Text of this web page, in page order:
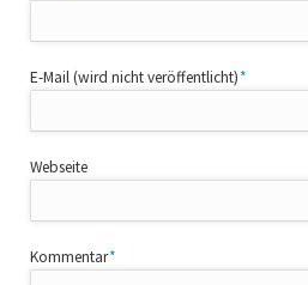
Pflichtfeld
E-Mail (wird nicht veröffentlicht)*
Webseite
Pflichtfeld
Kommentar*